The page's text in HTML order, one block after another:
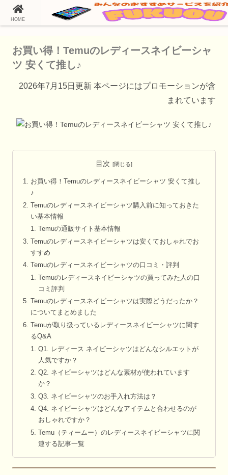
ホーム Temu（テム）の通販情報
お買い得！Temuのレディースネイビーシャ
ツ 安くて推し♪
2026年7月15日更新 本ページにはプロモーションが含
まれています
目次
お買い得！Temuのレディースネイビーシャツ 安くて推し
♪
Temuのレディースネイビーシャツ購入前に知っておきた
い基本情報
Temuの通販サイト基本情報
Temuのレディースネイビーシャツは安くておしゃれでお
すすめ
Temuのレディースネイビーシャツの口コミ・評判
Temuのレディースネイビーシャツの買ってみた人の口
コミ評判
Temuのレディースネイビーシャツは実際どうだったか？
についてまとめました
Temuが取り扱っているレディースネイビーシャツに関す
るQ&A
Q1. レディース ネイビーシャツはどんなシルエットが
人気ですか？
Q2. ネイビーシャツはどんな素材が使われています
か？
Q3. ネイビーシャツのお手入れ方法は？
Q4. ネイビーシャツはどんなアイテムと合わせるのが
おしゃれですか？
Temu（ティームー）のレディースネイビーシャツに関
連する記事一覧
HOME